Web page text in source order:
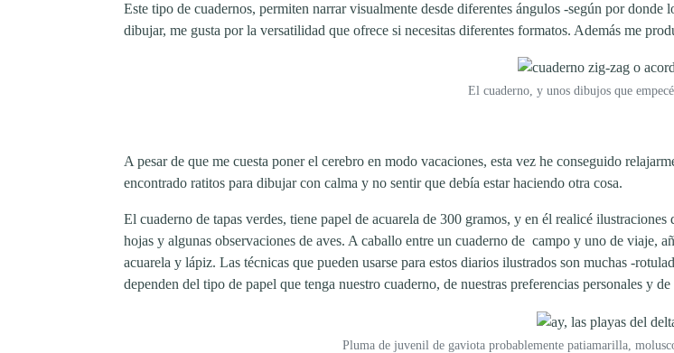
Este tipo de cuadernos, permiten narrar visualmente desde diferentes ángulos -según por
dibujar, me gusta por la versatilidad que ofrece si necesitas diferentes formatos. Además me
El cuaderno, y unos dibujos que
A pesar de que me cuesta poner el cerebro en modo vacaciones, esta vez he conseguido
encontrado ratitos para dibujar con calma y no sentir que debía estar haciendo otra cosa.
El cuaderno de tapas verdes, tiene papel de acuarela de 300 gramos, y en él realicé
hojas y algunas observaciones de aves. A caballo entre un cuaderno de campo y uno de viaje,
acuarela y lápiz. Las técnicas que pueden usarse para estos diarios ilustrados son muchas -
dependen del tipo de papel que tenga nuestro cuaderno, de nuestras preferencias personales y
Pluma de juvenil de gaviota probablemente patiamarilla,